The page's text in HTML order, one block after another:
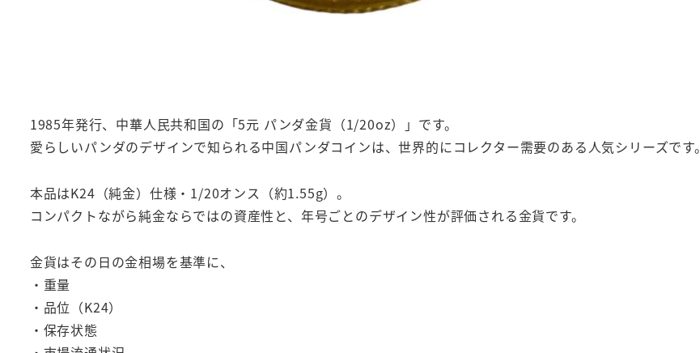
1985年発行、中華人民共和国の「5元 パンダ金貨（1/20oz）」です。
愛らしいパンダのデザインで知られる中国パンダコインは、世界的にコレクター需要のある人気シリーズです。
本品はK24（純金）仕様・1/20オンス（約1.55g）。
コンパクトながら純金ならではの資産性と、年号ごとのデザイン性が評価される金貨です。
金貨はその日の金相場を基準に、
・重量
・品位（K24）
・保存状態